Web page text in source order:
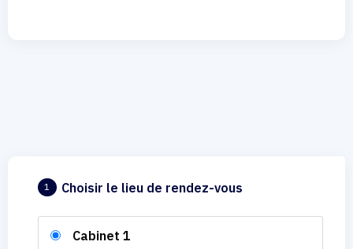
1 Choisir le lieu de rendez-vous
Cabinet 1